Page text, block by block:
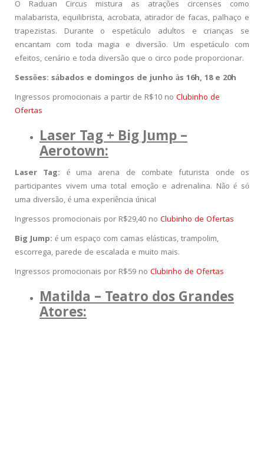
O Raduan Circus mistura as atrações circenses como
malabarista, equilibrista, acrobata, atirador de facas, palhaço e
trapezistas. Durante o espetáculo adultos e crianças se
encantam com toda magia e diversão. Um espetáculo com
efeitos, cenário e toda diversão que o circo pode proporcionar.
Sessões: sábados e domingos de junho às 16h, 18 e 20h
Ingressos promocionais a partir de R$10 no Clubinho de
Ofertas
Laser Tag + Big Jump –
Aerotown:
Laser Tag: é uma arena de combate futurista onde os
participantes vivem uma total emoção e adrenalina. Não é só
uma diversão, é uma experiência única!
Ingressos promocionais por R$29,40 no Clubinho de Ofertas
Big Jump: é um espaço com camas elásticas, trampolim,
escorrega, parede de escalada e muito mais.
Ingressos promocionais por R$59 no Clubinho de Ofertas
Matilda – Teatro dos Grandes
Atores: